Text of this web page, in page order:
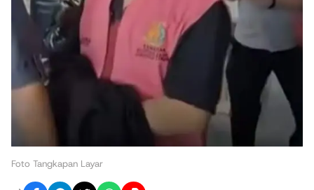
Foto Tangkapan Layar